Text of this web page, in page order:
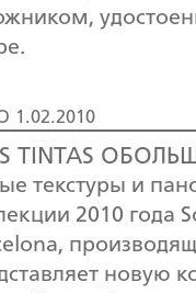
1.02.2010
TINTAS
текстуры и
2010 года
новую